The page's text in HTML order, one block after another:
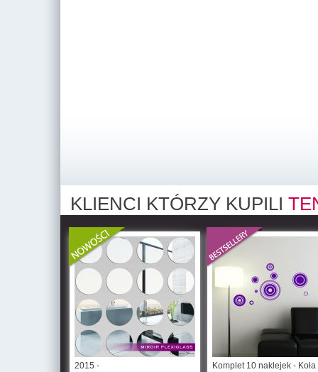
KLIENCI KTÓRZY KUPILI
2015 - Komplet 10 naklejek - Koła